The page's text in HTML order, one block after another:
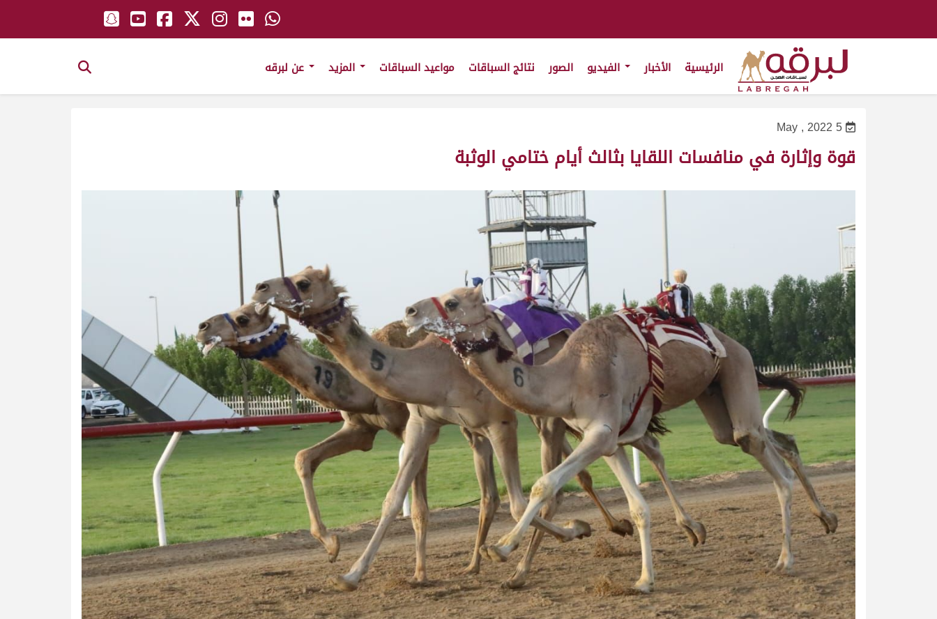
الرئيسية الأخبار الصور نتائج السباقات مواعيد السباقات
5 May , 2022
قوة وإثارة في منافسات اللقايا بثالث أيام ختامي الوثبة